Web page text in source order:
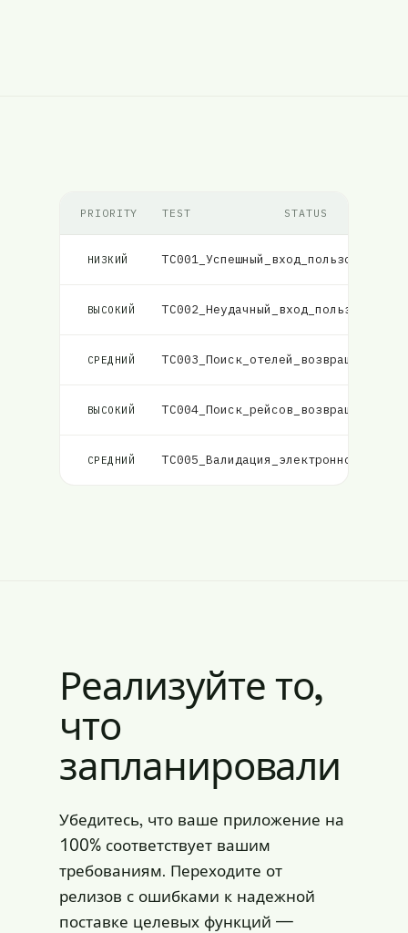
PRIORITY TEST STATUS
НИЗКИЙ TC001_Успешный_вход_пользователя
ВЫСОКИЙ
СРЕДНИЙ
ВЫСОКИЙ
СРЕДНИЙ
Реализуйте то,
что
запланировали
Убедитесь, что ваше приложение на
100% соответствует вашим
требованиям. Переходите от
релизов с ошибками к надежной
поставке целевых функций —